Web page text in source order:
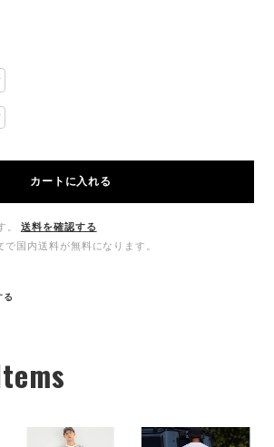
カートに入れる
送料を確認する
国内送料が無料になります。
る